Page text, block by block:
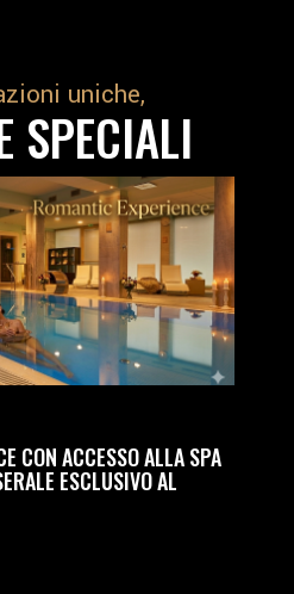
uniche,
SPECIALI
CON ACCESSO ALLA SPA
ESCLUSIVO AL